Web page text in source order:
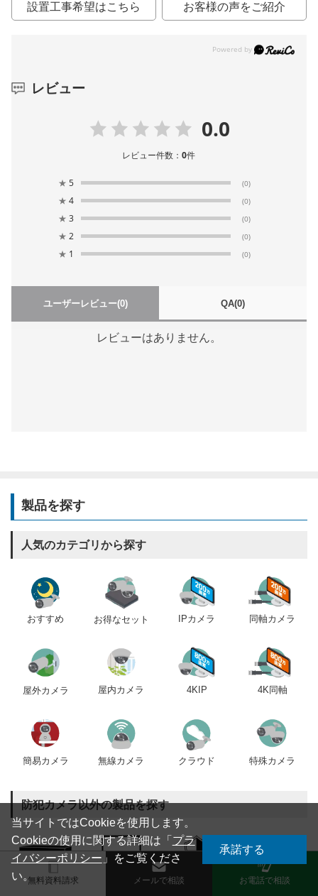
設置工事希望はこちら お客様の声をご紹介
レビュー
0.0
レビュー件数：0件
★ 5 (0)
★ 4 (0)
★ 3 (0)
★ 2 (0)
★ 1 (0)
ユーザーレビュー(0) QA(0)
レビューはありません。
製品を探す
人気のカテゴリから探す
おすすめ お得なセット IPカメラ 同軸カメラ
屋外カメラ 屋内カメラ 4KIP 4K同軸
簡易カメラ 無線カメラ クラウド 特殊カメラ
防犯カメラ以外の製品を探す
レコーダー モニター 防犯グッズ 防災グッズ
無料資料請求 メールで相談 お電話で相談
当サイトではCookieを使用します。
Cookieの使用に関する詳細は「 プラ
イバシーポリシー 」をご覧くださ
い。
承諾する